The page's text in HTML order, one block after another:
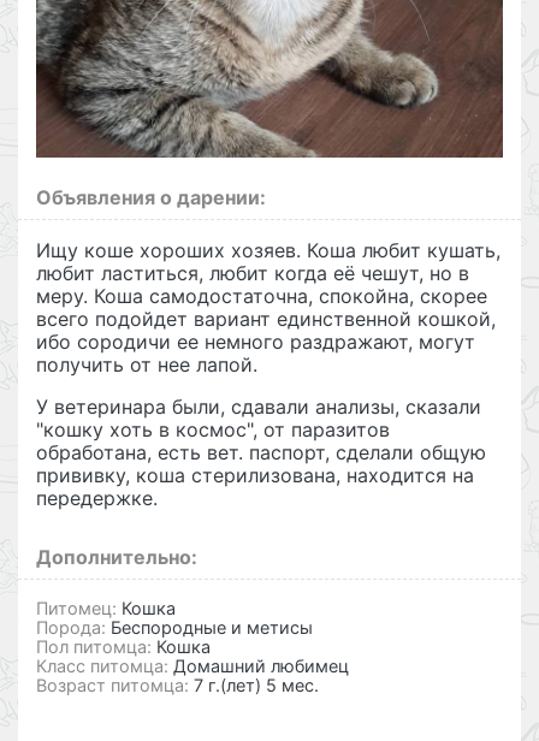
Объявления о дарении:
Ищу коше хороших хозяев. Коша любит кушать,
любит ластиться, любит когда её чешут, но в
меру. Коша самодостаточна, спокойна, скорее
всего подойдет вариант единственной кошкой,
ибо сородичи ее немного раздражают, могут
получить от нее лапой.
У ветеринара были, сдавали анализы, сказали
"кошку хоть в космос", от паразитов
обработана, есть вет. паспорт, сделали общую
прививку, коша стерилизована, находится на
передержке.
Дополнительно:
Питомец: Кошка
Порода: Беспородные и метисы
Пол питомца: Кошка
Класс питомца: Домашний любимец
Возраст питомца: 7 г.(лет) 5 мес.